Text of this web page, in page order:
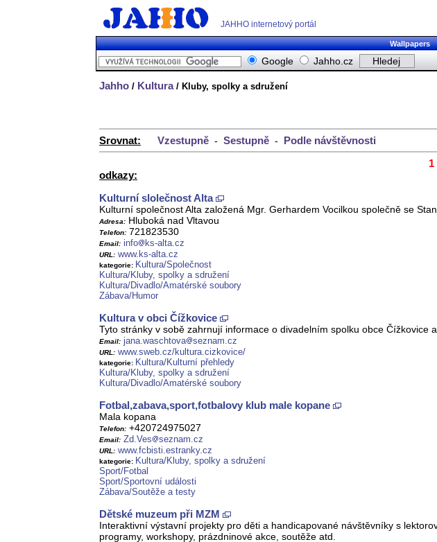
JAHHO internetový portál
Wallpapers
Google Jahho.cz
Jahho / Kultura/ Kluby, spolky a sdružení
Srovnat: Vzestupně - Sestupně - Podle návštěvnosti
1
odkazy:
Kulturní slolečnost Alta
Kulturní společnost Alta založená Mgr. Gerhardem Vocilkou společně se
Adresa: Hluboká nad Vltavou
Telefon: 721823530
Email: info ks-alta.cz
URL: www.ks-alta.cz
kategorie: Kultura/Společnost
Kultura/Kluby, spolky a sdružení
Kultura/Divadlo/Amatérské soubory
Zábava/Humor
Kultura v obci Čížkovice
Tyto stránky v sobě zahrnují informace o divadelním spolku obce
Email: jana.waschtova seznam.cz
URL: www.sweb.cz/kultura.cizkovice/
kategorie: Kultura/Kulturní přehledy
Kultura/Kluby, spolky a sdružení
Kultura/Divadlo/Amatérské soubory
Fotbal,zabava,sport,fotbalovy klub male kopane
Mala kopana
Telefon: +420724975027
Email: Zd.Ves seznam.cz
URL: www.fcbisti.estranky.cz
kategorie: Kultura/Kluby, spolky a sdružení
Sport/Fotbal
Sport/Sportovní události
Zábava/Soutěže a testy
Dětské muzeum při MZM
Interaktivní výstavní projekty pro děti a handicapované návštěvníky s
programy, workshopy, prázdninové akce, soutěže atd.